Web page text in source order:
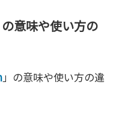
意味や使い方の
」の意味や使い方の違